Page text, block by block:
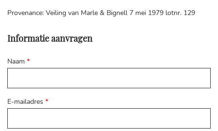
Provenance: Veiling van Marle & Bignell 7 mei 1979 lotnr. 129
Informatie aanvragen
Naam *
E-mailadres *